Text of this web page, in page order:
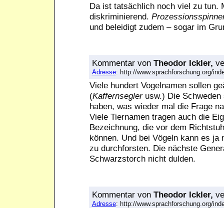
Da ist tatsächlich noch viel zu tun.
diskriminierend.
und beleidigt zudem – sogar im
Kommentarvon Theodor Ickler,
Adresse: http://www.sprachforschung.org/
Viele hundert Vogelnamen sollen
(Kaffernseglerusw.) Die Schweden
haben, was wieder mal die Frage
Viele Tiernamen tragen auch die
Bezeichnung, die vor dem
können. Und bei Vögeln kann es
zu durchforsten. Die nächste
Schwarzstorch nicht dulden.
Kommentarvon Theodor Ickler,
Adresse: http://www.sprachforschung.org/